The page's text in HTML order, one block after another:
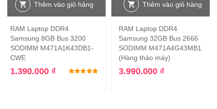
Thêm vào giỏ hàng
RAM Laptop DDR4
Samsung 8GB Bus 3200
SODIMM M471A1K43DB1-
CWE
1.390.000 ₫ Được xếp hạng5.005 sao
Thêm vào giỏ hàng
RAM Laptop DDR4
Samsung 32GB Bus 2666
SODIMM M471A4G43MB1
(Hàng tháo máy)
3.990.000 ₫